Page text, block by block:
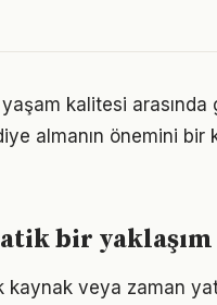
kalitesi arasında
almanın önemini bir
bir
veya zaman